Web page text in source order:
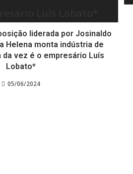
liderada por Josinaldo
Helena monta indústria de
da vez é o empresário Luís
Lobato*
05/06/2024